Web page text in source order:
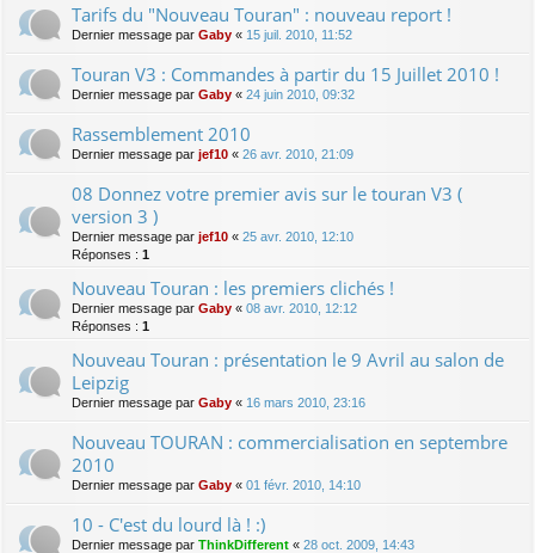
Tarifs du "Nouveau Touran" : nouveau report !
Dernier message par Gaby « 15 juil. 2010, 11:52
Touran V3 : Commandes à partir du 15 Juillet 2010 !
Dernier message par Gaby « 24 juin 2010, 09:32
Rassemblement 2010
Dernier message par jef10 « 26 avr. 2010, 21:09
08 Donnez votre premier avis sur le touran V3 (
version 3 )
Dernier message par jef10 « 25 avr. 2010, 12:10
Réponses : 1
Nouveau Touran : les premiers clichés !
Dernier message par Gaby « 08 avr. 2010, 12:12
Réponses : 1
Nouveau Touran : présentation le 9 Avril au salon de
Leipzig
Dernier message par Gaby « 16 mars 2010, 23:16
Nouveau TOURAN : commercialisation en septembre
2010
Dernier message par Gaby « 01 févr. 2010, 14:10
10 - C'est du lourd là ! :)
Dernier message par ThinkDifferent « 28 oct. 2009, 14:43